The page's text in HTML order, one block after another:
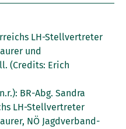
LH-Stellvertreter
und
(Credits: Erich
BR-Abg. Sandra
LH-Stellvertreter
NÖ Jagdverband-